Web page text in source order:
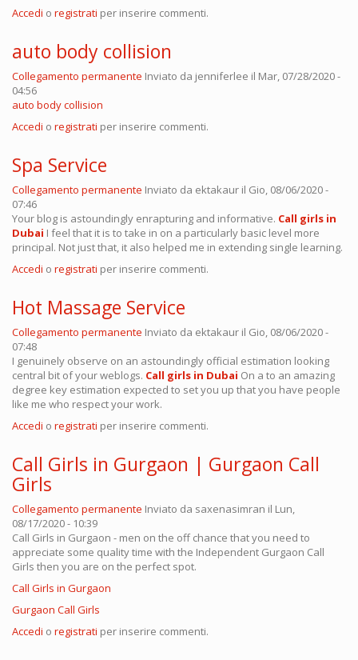
Accedi o registrati per inserire commenti.
auto body collision
Collegamento permanente Inviato da jenniferlee il Mar, 07/28/2020 -
04:56
auto body collision
Accedi o registrati per inserire commenti.
Spa Service
Collegamento permanente Inviato da ektakaur il Gio, 08/06/2020 -
07:46
Your blog is astoundingly enrapturing and informative. Call girls in
Dubai I feel that it is to take in on a particularly basic level more
principal. Not just that, it also helped me in extending single learning.
Accedi o registrati per inserire commenti.
Hot Massage Service
Collegamento permanente Inviato da ektakaur il Gio, 08/06/2020 -
07:48
I genuinely observe on an astoundingly official estimation looking
central bit of your weblogs. Call girls in Dubai On a to an amazing
degree key estimation expected to set you up that you have people
like me who respect your work.
Accedi o registrati per inserire commenti.
Call Girls in Gurgaon | Gurgaon Call
Girls
Collegamento permanente Inviato da saxenasimran il Lun,
08/17/2020 - 10:39
Call Girls in Gurgaon - men on the off chance that you need to
appreciate some quality time with the Independent Gurgaon Call
Girls then you are on the perfect spot.
Call Girls in Gurgaon
Gurgaon Call Girls
Accedi o registrati per inserire commenti.